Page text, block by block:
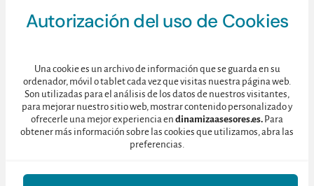
Autorización del uso de Cookies
Una cookie es un archivo de información que se guarda en su
ordenador, móvil o tablet cada vez que visitas nuestra página web.
Son utilizadas para el análisis de los datos de nuestros visitantes,
para mejorar nuestro sitio web, mostrar contenido personalizado y
ofrecerle una mejor experiencia en dinamizaasesores.es. Para
obtener más información sobre las cookies que utilizamos, abra las
preferencias.